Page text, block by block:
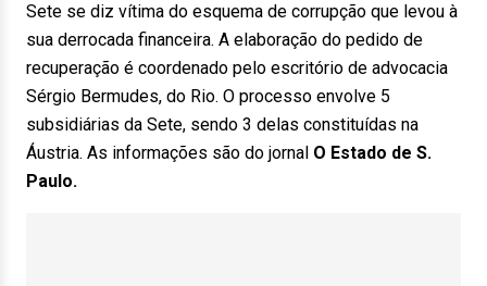
Sete se diz vítima do esquema de corrupção que levou à
sua derrocada financeira. A elaboração do pedido de
recuperação é coordenado pelo escritório de advocacia
Sérgio Bermudes, do Rio. O processo envolve 5
subsidiárias da Sete, sendo 3 delas constituídas na
Áustria. As informações são do jornal O Estado de S.
Paulo.